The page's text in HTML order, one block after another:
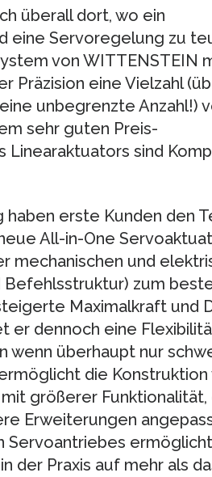
überall dort, wo ein
eine Servoregelung zu
von WITTENSTEIN
Präzision eine Vielzahl
unbegrenzte Anzahl!)
sehr guten Preis-
Linearaktuators sind
erste Kunden den
All-in-One
mechanischen und
zum
Maximalkraft und
er dennoch eine
wenn überhaupt nur
die Konstruktion
größerer
Erweiterungen
Servoantriebes
der Praxis auf mehr als